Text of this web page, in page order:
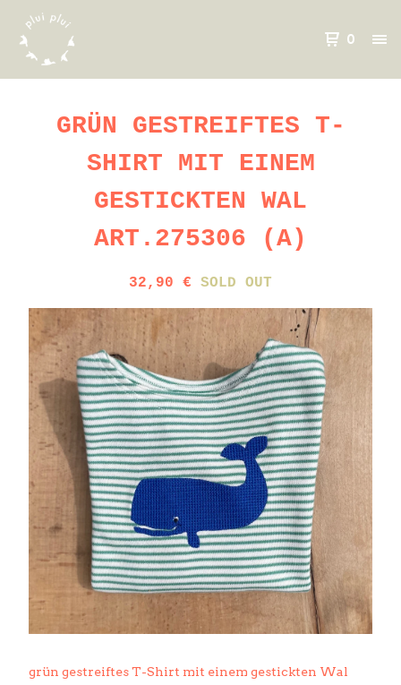
0
GRÜN GESTREIFTES T-
SHIRT MIT EINEM
GESTICKTEN WAL
ART.275306 (A)
32,90 € SOLD OUT
grün gestreiftes T-Shirt mit einem gestickten Wal